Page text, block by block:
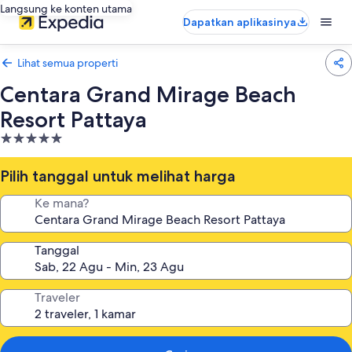
Langsung ke konten utama
Dapatkan aplikasinya
Lihat semua properti
Centara Grand Mirage Beach
Resort Pattaya
Properti
bintang
5.0
Pilih tanggal untuk melihat harga
Ke mana?
Tanggal
Traveler